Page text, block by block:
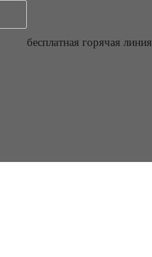
бесплатная горячая линия